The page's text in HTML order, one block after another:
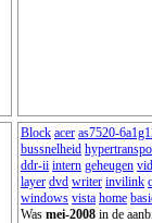
Block acer as7520-
bussnelheid
ddr-ii intern geheugen
layer dvd writer invilink
windows vista home
Was mei-2008 in de